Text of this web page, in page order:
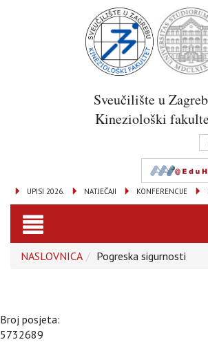
Sveučilište u
Kineziološki
KONFERENCIJE
NATJEČAJI
UPISI 2026.
Toggle
navigation
NASLOVNICA Pogreska sigurnosti
Broj posjeta:
5732689